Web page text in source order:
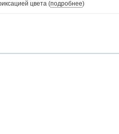
цвета (подробнее)